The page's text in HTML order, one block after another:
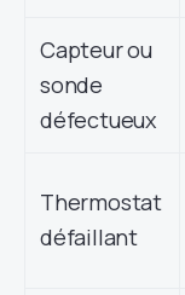
Capteur ou
sonde
défectueux
Thermostat
défaillant